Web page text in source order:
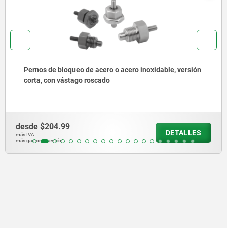
Pieza de presión con resorte, para montaje a presión,
sin collar, acero
desde$31.30
más IVA.
más gastos de envío
DETALLES